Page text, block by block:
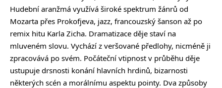
Hudební aranžmá využívá široké spektrum žánrů od
Mozarta přes Prokofjeva, jazz, francouzský šanson až po
remix hitu Karla Zicha. Dramatizace děje staví na
mluveném slovu. Vychází z veršované předlohy, nicméně ji
zpracovává po svém. Počáteční vtipnost v průběhu děje
ustupuje drsnosti konání hlavních hrdinů, bizarnosti
některých scén a morálnímu aspektu pointy. Dva způsoby